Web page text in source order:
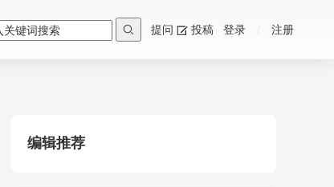
 提问 投稿 登录 注册
编辑推荐